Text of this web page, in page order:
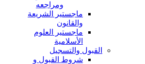
ومراجعه
ماجستير الشريعة
والقانون
ماجستير العلوم
الأسلامية
القبول والتسجيل
شروط القبول و